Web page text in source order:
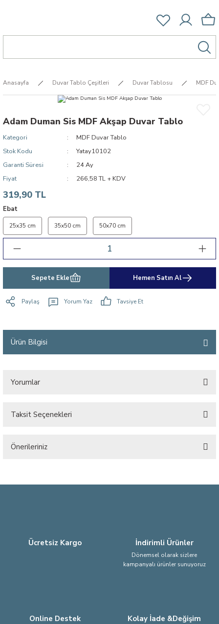
Anasayfa Duvar Tablo Çeşitleri Duvar Tablosu MDF
Adam Duman Sis MDF Akşap Duvar Tablo
Kategori
MDF Duvar Tablo
Stok Kodu
Yatay10102
Garanti Süresi
24 Ay
Fiyat
266,58 TL + KDV
319,90 TL
Ebat
25x35 cm 35x50 cm 50x70 cm
Sepete Ekle Hemen Satın Al
Paylaş Yorum Yaz Tavsiye Et
Ürün Bilgisi
Yorumlar
Taksit Seçenekleri
Önerileriniz
Ürün açıklamasında eksik bilgiler bulunuyor.
Ücretsiz Kargo İndirimli Ürünler
Dönemsel olarak sizlere
kampanyalı ürünler sunuyoruz
Online Destek Kolay İade &Değişim